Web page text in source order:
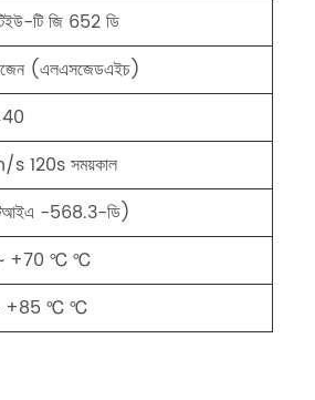
টি জি 652 ডি
(এলএসজেডএইচ)
120s সময়কাল
-568.3-ডি)
+70 ℃ ℃
+85 ℃ ℃